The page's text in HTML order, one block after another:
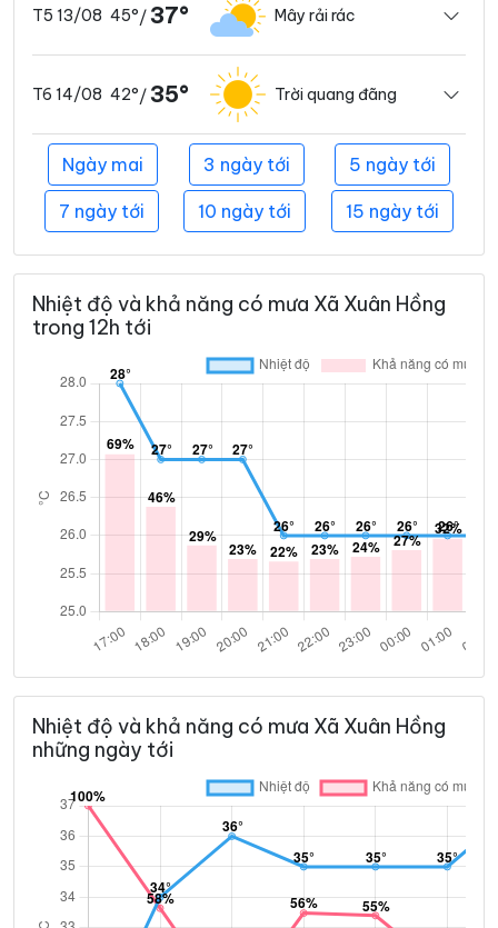
T5 13/08 45°/ 37° Mây rải rác
T6 14/08 42°/ 35° Trời quang đãng
Ngày mai 3 ngày tới 5 ngày tới
7 ngày tới 10 ngày tới 15 ngày tới
Nhiệt độ và khả năng có mưa Xã Xuân Hồng
trong 12h tới
Nhiệt độ và khả năng có mưa Xã Xuân Hồng
những ngày tới